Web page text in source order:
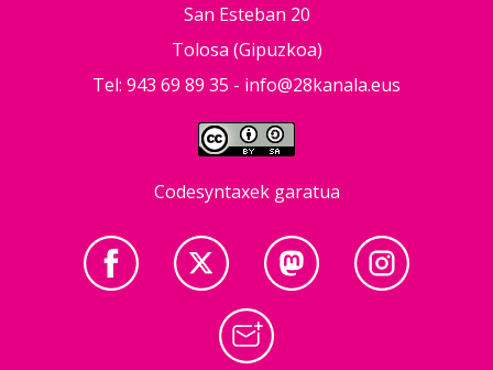
San Esteban 20
Tolosa (Gipuzkoa)
Tel: 943 69 89 35 - info@28kanala.eus
Codesyntaxek garatua